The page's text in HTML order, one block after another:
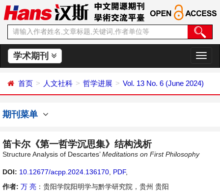
学术期刊
切
换
航
首页 人文社科 哲学进展 Vol. 13 No. 6 (June 2024)
期刊菜单
笛卡尔《第一哲学沉思集》结构浅析
Structure Analysis of Descartes’Meditations on First Philosophy
DOI: 10.12677/acpp.2024.136170 PDF,
作者: 万 亮 ：贵阳学院阳明学与黔学研究院，贵州 贵阳